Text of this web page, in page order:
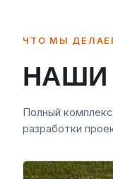
ЧТО МЫ
НАШИ
Полный
разработки